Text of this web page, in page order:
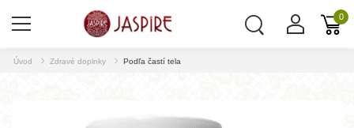
0
Úvod Zdravé doplnky Podľa častí tela